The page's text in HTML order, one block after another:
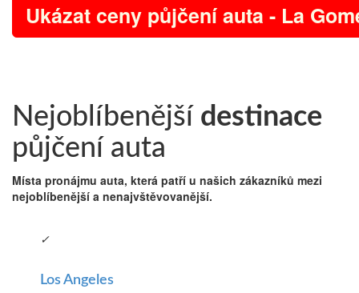
Ukázat ceny půjčení auta - La
Nejoblíbenější destinace
půjčení auta
Místa pronájmu auta, která patří u našich zákazníků mezi
nejoblíbenější a nenajvštěvovanější.
✓
Los Angeles